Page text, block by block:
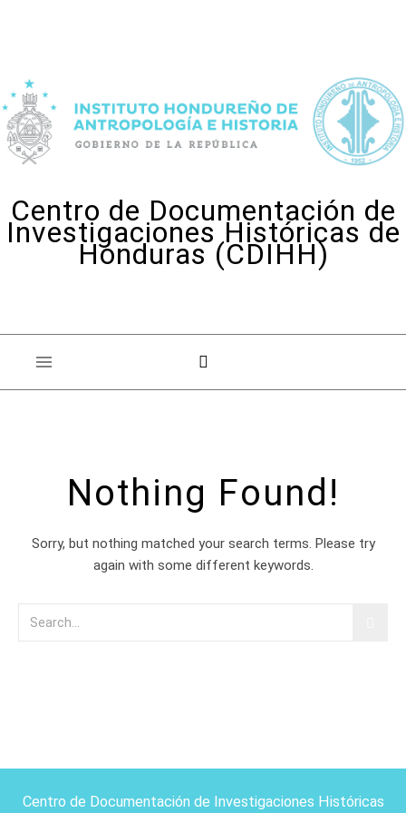
Centro de Documentación de
Investigaciones Históricas de
Honduras (CDIHH)
Nothing Found!
Sorry, but nothing matched your search terms. Please try
again with some different keywords.
Centro de Documentación de Investigaciones Históricas